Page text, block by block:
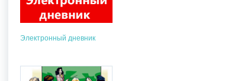
Электронный дневник